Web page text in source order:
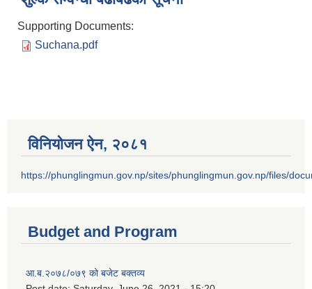
Supporting Documents:
Suchana.pdf
विनियोजन ऐन‚ २०८१
https://phunglingmun.gov.np/sites/phunglingmun.gov.np/files/
Budget and Program
आ.ब.२०७८/०७९ को बजेट बक्तव्य